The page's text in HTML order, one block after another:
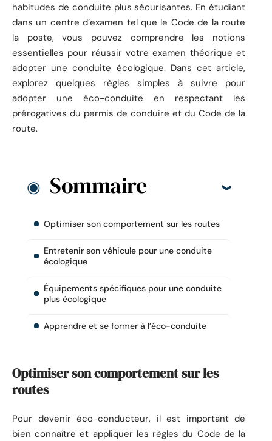
habitudes de conduite plus sécurisantes. En étudiant
dans un centre d’examen tel que le Code de la route
la poste, vous pouvez comprendre les notions
essentielles pour réussir votre examen théorique et
adopter une conduite écologique. Dans cet article,
explorez quelques règles simples à suivre pour
adopter une éco-conduite en respectant les
prérogatives du permis de conduire et du Code de la
route.
Sommaire
Optimiser son comportement sur les routes
Entretenir son véhicule pour une conduite
écologique
Équipements spécifiques pour une conduite
plus écologique
Apprendre et se former à l’éco-conduite
Optimiser son comportement sur les
routes
Pour devenir éco-conducteur, il est important de
bien connaître et appliquer les règles du Code de la